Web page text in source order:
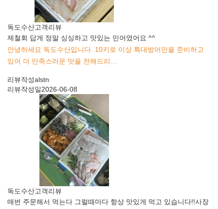
독도수산고객리뷰
제철회 답게 정말 싱싱하고 맛있는 민어였어요 ^^
안녕하세요 독도수산입니다. 10키로 이상 특대방어만을 준비하고
있어 더 만족스러운 맛을 전해드리…
리뷰작성alstn
리뷰작성일2026-06-08
독도수산고객리뷰
매번 주문해서 먹는다 그럴때마다 항상 맛있게 먹고 있습니다!!사장